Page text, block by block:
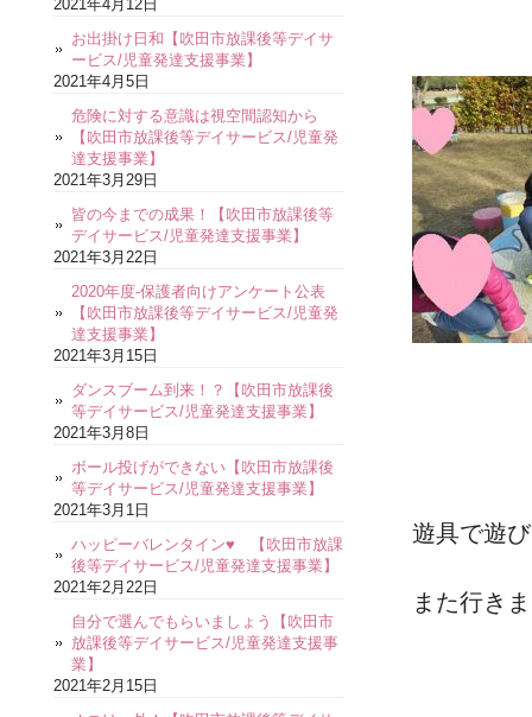
遊具で遊
また行き
2021年4月12日
お出掛け日和【吹田市放課後等デイサ
ービス/児童発達支援事業】
2021年4月5日
危険に対する意識は視空間認知から
【吹田市放課後等デイサービス/児童発
達支援事業】
2021年3月29日
皆の今までの成果！【吹田市放課後等
デイサービス/児童発達支援事業】
2021年3月22日
2020年度-保護者向けアンケート公表
【吹田市放課後等デイサービス/児童発
達支援事業】
2021年3月15日
ダンスブーム到来！？【吹田市放課後
等デイサービス/児童発達支援事業】
2021年3月8日
ボール投げができない【吹田市放課後
等デイサービス/児童発達支援事業】
2021年3月1日
ハッピーバレンタイン♥ 【吹田市放課
後等デイサービス/児童発達支援事業】
2021年2月22日
自分で選んでもらいましょう【吹田市
放課後等デイサービス/児童発達支援事
業】
2021年2月15日